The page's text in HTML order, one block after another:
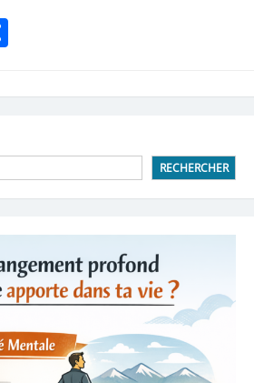
RECHERCHER